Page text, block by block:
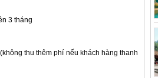
3 tháng
thu thêm phí nếu khách hàng thanh